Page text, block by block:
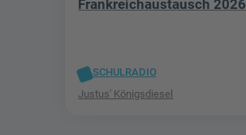
Frankreichaustausch 2026
SCHULRADIO
Justus' Königsdiesel